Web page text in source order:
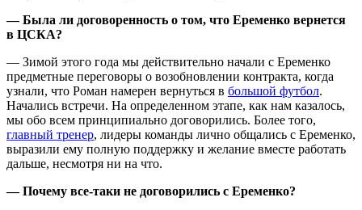
— Была ли договоренность о том, что Еременко вернется
в ЦСКА?
— Зимой этого года мы действительно начали с Еременко
предметные переговоры о возобновлении контракта, когда
узнали, что Роман намерен вернуться в большой футбол.
Начались встречи. На определенном этапе, как нам казалось,
мы обо всем принципиально договорились. Более того,
главный тренер, лидеры команды лично общались с Еременко,
выразили ему полную поддержку и желание вместе работать
дальше, несмотря ни на что.
— Почему все-таки не договорились с Еременко?